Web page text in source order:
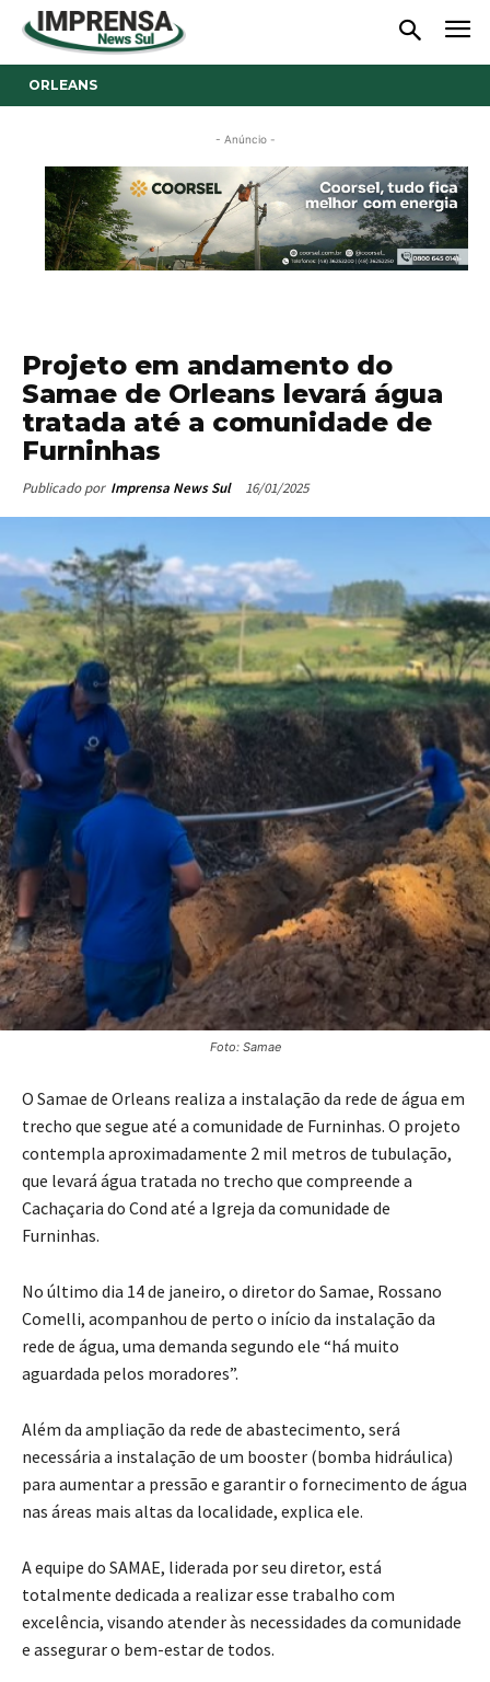
ORLEANS
- Anúncio -
Projeto em andamento do
Samae de Orleans levará água
tratada até a comunidade de
Furninhas
Publicado por Imprensa News Sul 16/01/2025
Foto: Samae
O Samae de Orleans realiza a instalação da rede de água em
trecho que segue até a comunidade de Furninhas. O projeto
contempla aproximadamente 2 mil metros de tubulação,
que levará água tratada no trecho que compreende a
Cachaçaria do Cond até a Igreja da comunidade de
Furninhas.
No último dia 14 de janeiro, o diretor do Samae, Rossano
Comelli, acompanhou de perto o início da instalação da
rede de água, uma demanda segundo ele “há muito
aguardada pelos moradores”.
Além da ampliação da rede de abastecimento, será
necessária a instalação de um booster (bomba hidráulica)
para aumentar a pressão e garantir o fornecimento de água
nas áreas mais altas da localidade, explica ele.
A equipe do SAMAE, liderada por seu diretor, está
totalmente dedicada a realizar esse trabalho com
excelência, visando atender às necessidades da comunidade
e assegurar o bem-estar de todos.